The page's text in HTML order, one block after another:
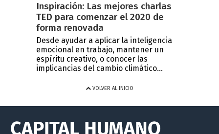
Inspiración: Las mejores charlas
TED para comenzar el 2020 de
forma renovada
Desde ayudar a aplicar la inteligencia
emocional en trabajo, mantener un
espíritu creativo, o conocer las
implicancias del cambio climático...
VOLVER AL INICIO